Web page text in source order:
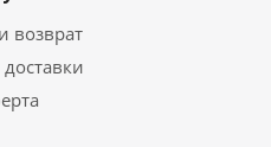
возврат